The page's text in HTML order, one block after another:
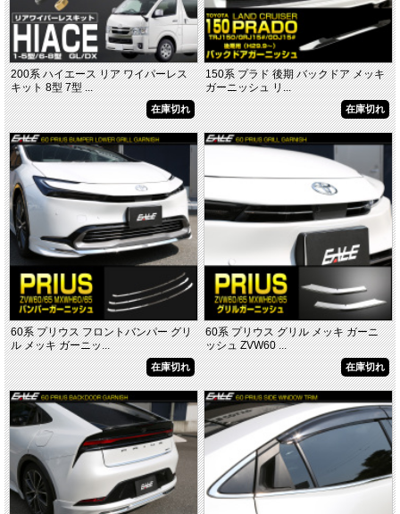
200系 ハイエース リア ワイパーレス
キット 8型 7型 ...
在庫切れ
150系 プラド 後期 バックドア メッキ
ガーニッシュ リ...
在庫切れ
60系 プリウス フロントバンパー グリ
ル メッキ ガーニッ...
在庫切れ
60系 プリウス グリル メッキ ガーニ
ッシュ ZVW60 ...
在庫切れ